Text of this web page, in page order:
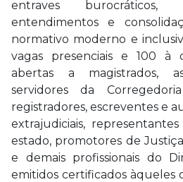
entraves burocráticos,
entendimentos e
normativo moderno e
vagas presenciais e 100 à
abertas a magistrados,
servidores da
registradores, escreventes e
extrajudiciais,
estado, promotores de
e demais profissionais do
emitidos certificados àqueles